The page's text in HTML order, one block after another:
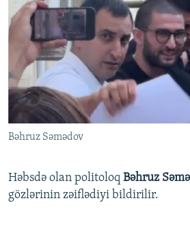
Bəhruz Səmədov
Həbsdə olan politoloq Bəhruz
gözlərinin zəiflədiyi bildirilir.